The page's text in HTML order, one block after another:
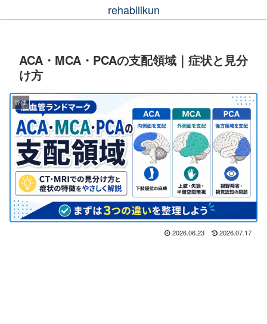
rehabilikun
ACA・MCA・PCAの支配領域｜症状と見分
け方
評価
2026.06.23 2026.07.17